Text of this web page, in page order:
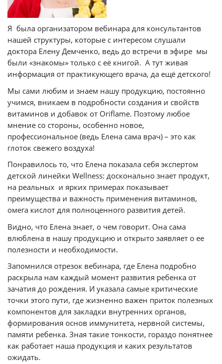
Я была организатором вебинара для консультантов
нашей структуры, которые с интересом слушали
доктора Елену Демченко, ведь до встречи в эфире мы
были «знакомы» только с её книгой. А тут живая
информация от практикующего врача, да ещё детского!
Мы сами любим и знаем нашу продукцию, постоянно
учимся, вникаем в подробности создания и свойств
витаминов и добавок от Oriflame. Поэтому любое
мнение со стороны, особенно новое,
профессиональное (ведь Елена сама врач) – это как
глоток свежего воздуха!
Понравилось то, что Елена показала себя экспертом
детской линейки Wellness: досконально знает продукт,
на реальных и ярких примерах показывает
преимущества и важность применения витаминов,
омега кислот для полноценного развития детей.
Видно, что Елена знает, о чем говорит. Она сама
влюблена в нашу продукцию и открыто заявляет о ее
полезности и необходимости.
Запомнился отрезок вебинара, где Елена подробно
раскрыла нам каждый момент развития ребенка от
зачатия до рождения. И указала самые критические
точки этого пути, где жизненно важен приток полезных
компонентов для закладки внутренних органов,
формирования основ иммунитета, нервной системы,
памяти ребенка. Зная такие тонкости, гораздо понятнее
как работает наша продукция и каких результатов
ожидать.